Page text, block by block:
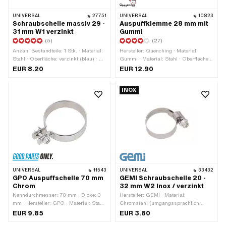
UNIVERSAL 27751
Schraubschelle massiv 29 -
31 mm W1 verzinkt
(5)
Anzahl Bestandteile: 1 Stk. · Material:
Stahl · Oberfläche: verzinkt (blau) · Ø
innen: 29 - 31 mm · Breite: 20 mm
EUR 8.20
UNIVERSAL 10823
Auspuffklemme 28 mm mit
Gummi
(27)
Hersteller: Quenching · Material:
Gummi · Material: Stahl · Oberfläche:
verzinkt (blau) · Ø innen: 26.5 - 28
· Gesamtlänge: 40 mm
EUR 12.90
UNIVERSAL 11543
GPO Auspuffschelle 70 mm
Chrom
Nenndurchmesser: 70 mm · Dicke: 3
mm · Hersteller: GPO · Material: Stahl
· Farbe: Chrom · Breite: 19.1 mm ·
EUR 9.85
INOX
UNIVERSAL 33432
GEMI Schraubschelle 20 -
32 mm W2 Inox / verzinkt
Hersteller: GEMI · Material:
Chromstahl (umgangssprachlich
bekannt als Nirosta) · Material: Stahl ·
EUR 3.80